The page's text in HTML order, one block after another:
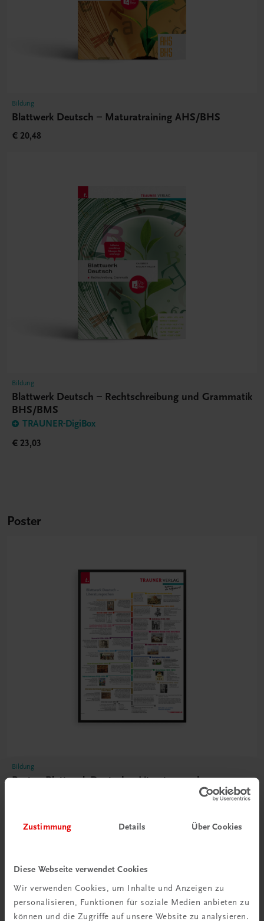
Zustimmung Details Über Cookies
Diese Webseite verwendet Cookies
Wir verwenden Cookies, um Inhalte und Anzeigen zu
personalisieren, Funktionen für soziale Medien anbieten zu
können und die Zugriffe auf unsere Website zu analysieren.
Bildung
Blattwerk Deutsch – Maturatraining AHS/BHS
€ 20,48
Bildung
Blattwerk Deutsch – Rechtschreibung und Grammatik
BHS/BMS
TRAUNER-DigiBox
€ 23,03
Poster
Bildung
Poster: Blattwerk Deutsch – Literaturepochen
Gut zu wissen